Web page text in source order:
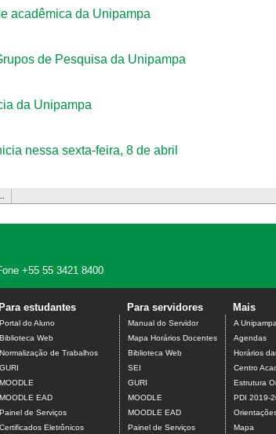
acadêmica da Unipampa
de Pesquisa da Unipampa
da Unipampa
nessa sexta-feira, 8 de abril
+55 55 3421 8400
Para estudantes
Portal do Aluno
Biblioteca Web
Normalização de Trabalhos
GURI
MOODLE
MOODLE EAD
Painel de Serviços
Certificados Eletrônicos
Para servidores
Manual do Servidor
Mapa Horários Docentes
Biblioteca Web
SEI
GURI
MOODLE
MOODLE EAD
Painel de Serviços
Mais
A Unipampa
Agendas
Horários
Centro
Estrutura
PDI 2019-
Mapa